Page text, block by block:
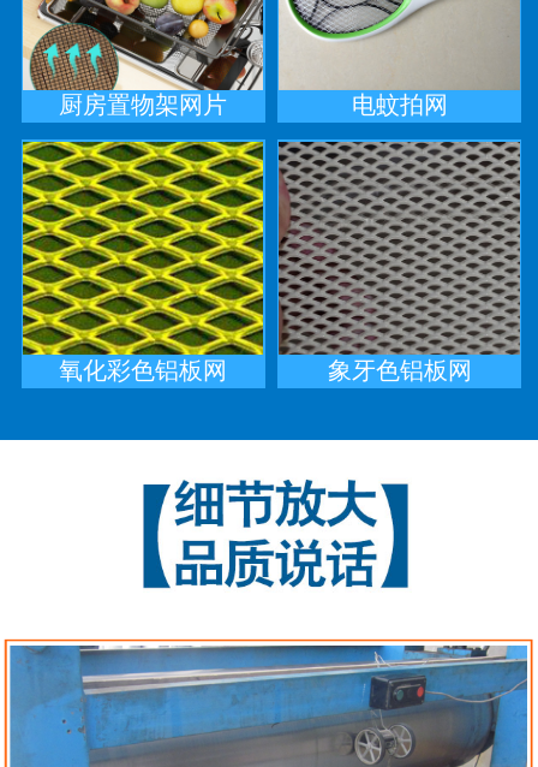
厨房置物架网片 电蚊拍网
氧化彩色铝板网 象牙色铝板网